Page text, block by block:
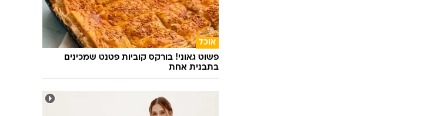
אוכל
פשוט גאוני! בורקס קוביות פטנט שמכינים
בתבנית אחת